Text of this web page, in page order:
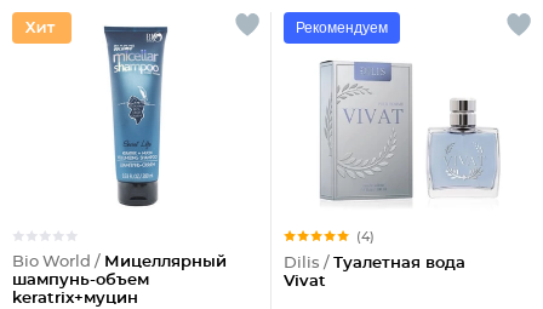
Bio World / Мицеллярный
шампунь-объем
keratrix+муцин
Рекомендуем
(4)
Dilis / Туалетная вода
Vivat